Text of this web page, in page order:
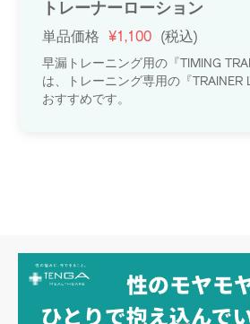
トレーナーローション
単品価格 ¥1,100 (税込)
早漏トレーニング用の『TIMING
は、トレーニング専用の『TRAINER
おすすめです。